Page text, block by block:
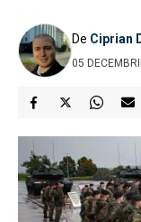
De Ciprian
05